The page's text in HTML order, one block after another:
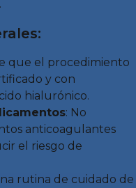
que el procedimiento
y con
hialurónico.
: No
anticoagulantes
el riesgo de
rutina de cuidado de